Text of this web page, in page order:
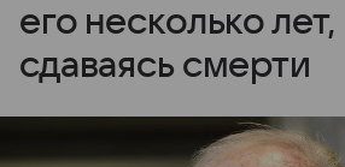
его несколько
сдаваясь смерти